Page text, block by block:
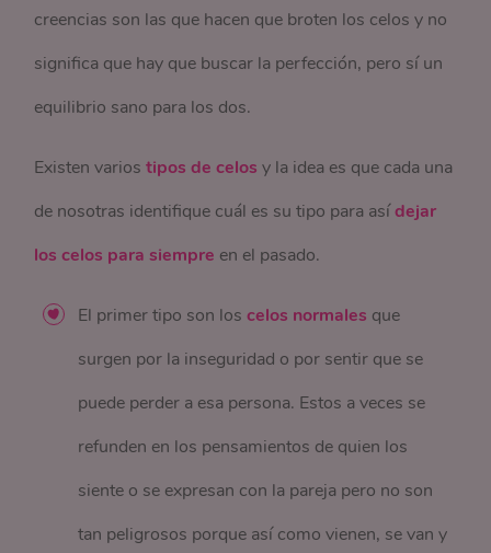
creencias son las que hacen que broten los celos y no
significa que hay que buscar la perfección, pero sí un
equilibrio sano para los dos.
Existen variostipos de celos y la idea es que cada una
de nosotras identifique cuál es su tipo para asídejar
los celos para siempre en el pasado.
El primer tipo son loscelos normales que
surgen por la inseguridad o por sentir que se
puede perder a esa persona. Estos a veces se
refunden en los pensamientos de quien los
siente o se expresan con la pareja pero no son
tan peligrosos porque así como vienen, se van y